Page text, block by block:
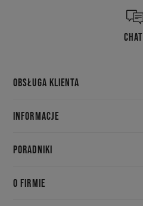
CHAT
OBSŁUGA KLIENTA
INFORMACJE
PORADNIKI
O FIRMIE